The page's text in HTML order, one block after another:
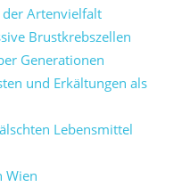
Artenvielfalt
Brustkrebszellen
Generationen
und Erkältungen als
Lebensmittel
Wien